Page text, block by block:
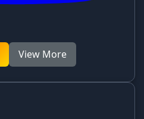
View More